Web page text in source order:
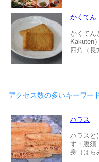
かくてん
かくてん
Kakuten
四角（長
アクセス数の多いキーワー
ハラス
ハラスと
す・腹須
身（はら